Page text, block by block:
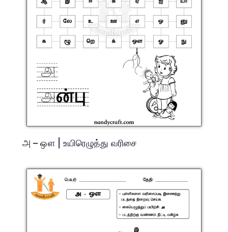
அ – ஔ | உயிரெழுத்து வரிசை